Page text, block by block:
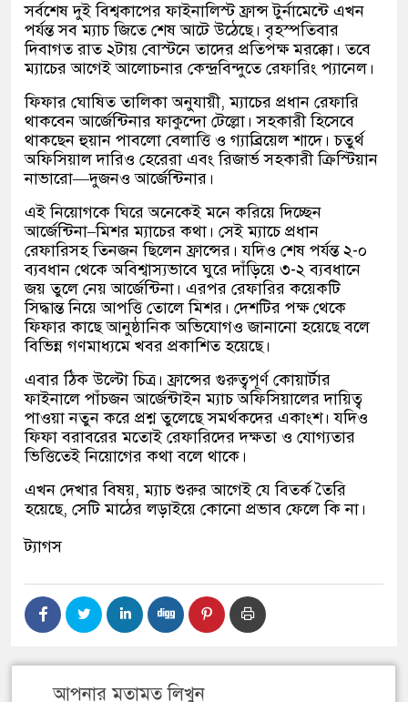
সর্বশেষ দুই বিশ্বকাপের ফাইনালিস্ট ফ্রান্স টুর্নামেন্টে এখন
পর্যন্ত সব ম্যাচ জিতে শেষ আটে উঠেছে। বৃহস্পতিবার
দিবাগত রাত ২টায় বোস্টনে তাদের প্রতিপক্ষ মরক্কো। তবে
ম্যাচের আগেই আলোচনার কেন্দ্রবিন্দুতে রেফারিং প্যানেল।
ফিফার ঘোষিত তালিকা অনুযায়ী, ম্যাচের প্রধান রেফারি
থাকবেন আর্জেন্টিনার ফাকুন্দো টেল্লো। সহকারী হিসেবে
থাকছেন হুয়ান পাবলো বেলাত্তি ও গ্যাব্রিয়েল শাদে। চতুর্থ
অফিসিয়াল দারিও হেরেরা এবং রিজার্ভ সহকারী ক্রিস্টিয়ান
নাভারো—দুজনও আর্জেন্টিনার।
এই নিয়োগকে ঘিরে অনেকেই মনে করিয়ে দিচ্ছেন
আর্জেন্টিনা–মিশর ম্যাচের কথা। সেই ম্যাচে প্রধান
রেফারিসহ তিনজন ছিলেন ফ্রান্সের। যদিও শেষ পর্যন্ত ২-০
ব্যবধান থেকে অবিশ্বাস্যভাবে ঘুরে দাঁড়িয়ে ৩-২ ব্যবধানে
জয় তুলে নেয় আর্জেন্টিনা। এরপর রেফারির কয়েকটি
সিদ্ধান্ত নিয়ে আপত্তি তোলে মিশর। দেশটির পক্ষ থেকে
ফিফার কাছে আনুষ্ঠানিক অভিযোগও জানানো হয়েছে বলে
বিভিন্ন গণমাধ্যমে খবর প্রকাশিত হয়েছে।
এবার ঠিক উল্টো চিত্র। ফ্রান্সের গুরুত্বপূর্ণ কোয়ার্টার
ফাইনালে পাঁচজন আর্জেন্টাইন ম্যাচ অফিসিয়ালের দায়িত্ব
পাওয়া নতুন করে প্রশ্ন তুলেছে সমর্থকদের একাংশ। যদিও
ফিফা বরাবরের মতোই রেফারিদের দক্ষতা ও যোগ্যতার
ভিত্তিতেই নিয়োগের কথা বলে থাকে।
এখন দেখার বিষয়, ম্যাচ শুরুর আগেই যে বিতর্ক তৈরি
হয়েছে, সেটি মাঠের লড়াইয়ে কোনো প্রভাব ফেলে কি না।
ট্যাগস
আপনার মতামত লিখুন